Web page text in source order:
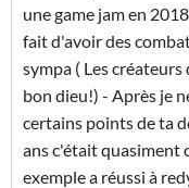
une game jam en
fait d'avoir des
sympa ( Les créateurs
bon dieu!) - Après je
certains points de ta
ans c'était quasiment
exemple a réussi à